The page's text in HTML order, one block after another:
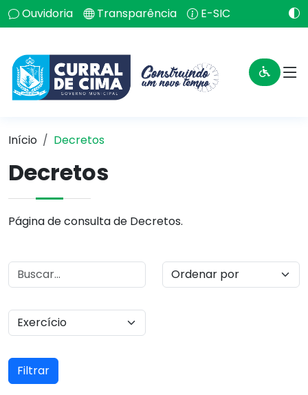
Ouvidoria Transparência E-SIC
Início Decretos
Decretos
Página de consulta de Decretos.
Filtrar